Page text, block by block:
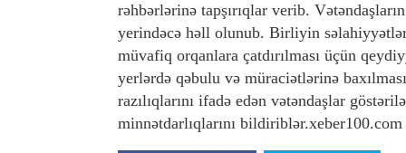
rəhbərlərinə tapşırıqlar verib.
yerindəcə həll olunub. Birliyin
müvafiq orqanlara çatdırılması üçün
yerlərdə qəbulu və müraciətlərinə
razılıqlarını ifadə edən vətəndaşlar
minnətdarlıqlarını bildiriblər.xeber100.com